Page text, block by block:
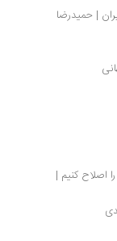
نگاهی به کلنل پسیان و ناسیونالیسم انقلابی در ایران | حمیدرضا
درباره شروع دوباره آینده: چگونه اقتصاد نامشهود را اصلاح کنیم |